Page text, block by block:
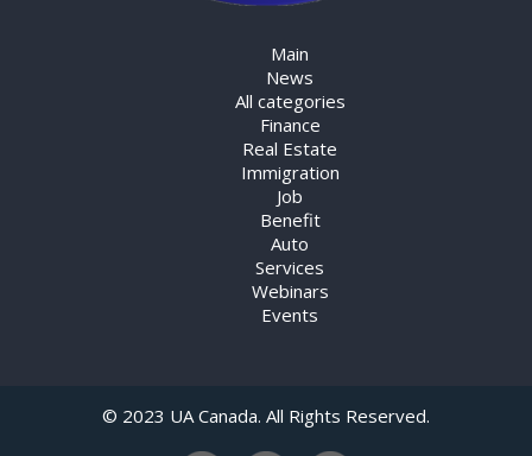
Main
News
All categories
Finance
Real Estate
Immigration
Job
Benefit
Auto
Services
Webinars
Events
© 2023 UA Canada. All Rights Reserved.